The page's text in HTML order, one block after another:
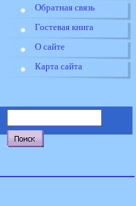
Обратная связь
Гостевая книга
О сайте
Карта сайта